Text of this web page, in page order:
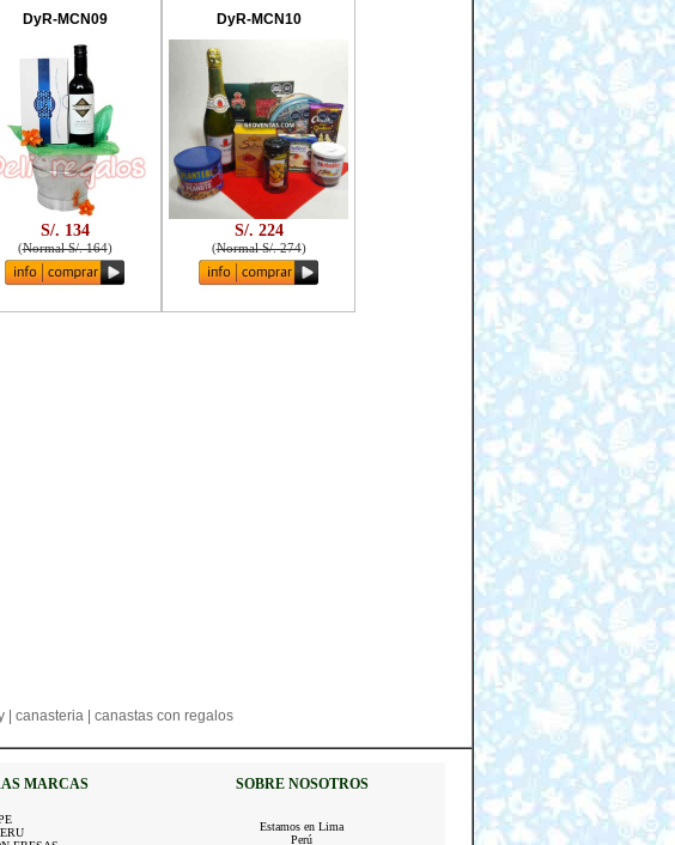
DyR-MCN09
S/. 134
(Normal S/. 164)
DyR-MCN10
S/. 224
(Normal S/. 274)
| canasteria | canastas con regalos
MARCAS
SOBRE NOSOTROS
Estamos en Lima
Perú